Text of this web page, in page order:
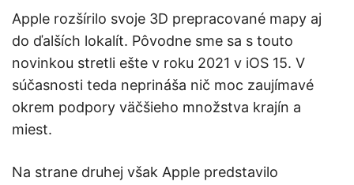
Apple rozšírilo svoje 3D prepracované mapy aj
do ďalších lokalít. Pôvodne sme sa s touto
novinkou stretli ešte v roku 2021 v iOS 15. V
súčasnosti teda neprináša nič moc zaujímavé
okrem podpory väčšieho množstva krajín a
miest.
Na strane druhej však Apple predstavilo